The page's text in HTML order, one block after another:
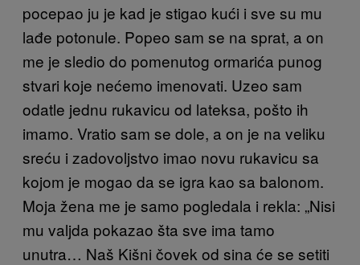
pocepao ju je kad je stigao kući i sve su mu
lađe potonule. Popeo sam se na sprat, a on
me je sledio do pomenutog ormarića punog
stvari koje nećemo imenovati. Uzeo sam
odatle jednu rukavicu od lateksa, pošto ih
imamo. Vratio sam se dole, a on je na veliku
sreću i zadovoljstvo imao novu rukavicu sa
kojom je mogao da se igra kao sa balonom.
Moja žena me je samo pogledala i rekla: „Nisi
mu valjda pokazao šta sve ima tamo
unutra… Naš Kišni čovek od sina će se setiti